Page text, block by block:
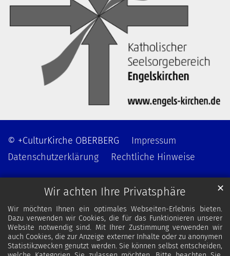
Wir achten Ihre Privatsphäre
Wir möchten Ihnen ein optimales Webseiten-Erlebnis bieten.
Dazu verwenden wir Cookies, die für das Funktionieren unserer
Website notwendig sind. Mit Ihrer Zustimmung verwenden wir
auch Cookies, die zur Anzeige externer Inhalte oder zu anonymen
Statistikzwecken genutzt werden. Sie können selbst entscheiden,
✕
© +CulturKirche OBERBERG
Impressum
Datenschutzerklärung
Rechtliche Hinweise